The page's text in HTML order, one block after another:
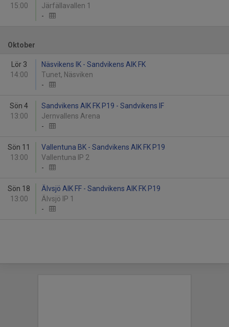
15:00
Järfällavallen 1
-
Oktober
Lör 3
14:00
Näsvikens IK - Sandvikens AIK FK
Tunet, Näsviken
-
Sön 4
13:00
Sandvikens AIK FK P19 - Sandvikens IF
Jernvallens Arena
-
Sön 11
13:00
Vallentuna BK - Sandvikens AIK FK P19
Vallentuna IP 2
-
Sön 18
13:00
Älvsjö AIK FF - Sandvikens AIK FK P19
Älvsjö IP 1
-